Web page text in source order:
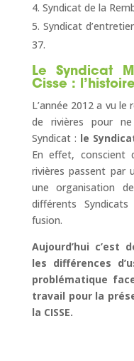
Syndicat de la
Syndicat
37.
Le Syndicat
Cisse :
L’année 2012 a vu
de rivières pour
Syndicat : le
En effet, conscient
rivières passent par
une organisation
différents
fusion.
Aujourd’hui c’est
les différences
problématique
travail pour la
la CISSE.